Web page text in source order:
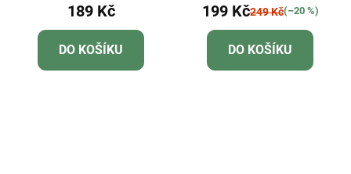
189 Kč
DO KOŠÍKU
199 Kč249 Kč(–20 %)
DO KOŠÍKU